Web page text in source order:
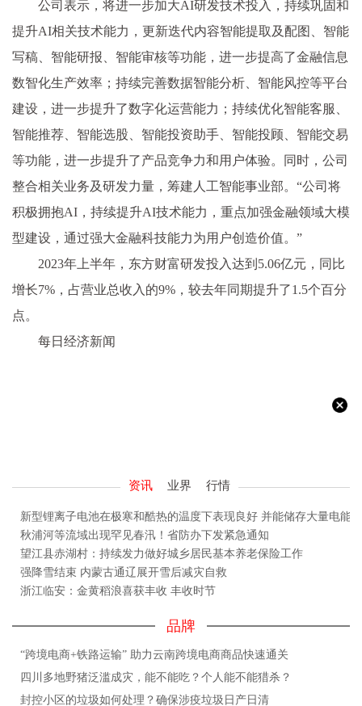
公司表示，将进一步加大AI研发技术投入，持续巩固和
提升AI相关技术能力，更新迭代内容智能提取及配图、智能
写稿、智能研报、智能审核等功能，进一步提高了金融信息
数智化生产效率；持续完善数据智能分析、智能风控等平台
建设，进一步提升了数字化运营能力；持续优化智能客服、
智能推荐、智能选股、智能投资助手、智能投顾、智能交易
等功能，进一步提升了产品竞争力和用户体验。同时，公司
整合相关业务及研发力量，筹建人工智能事业部。“公司将
积极拥抱AI，持续提升AI技术能力，重点加强金融领域大模
型建设，通过强大金融科技能力为用户创造价值。”
2023年上半年，东方财富研发投入达到5.06亿元，同比
增长7%，占营业总收入的9%，较去年同期提升了1.5个百分
点。
每日经济新闻
资讯 业界 行情
新型锂离子电池在极寒和酷热的温度下表现良好 并能储存大量电能
秋浦河等流域出现罕见春汛！省防办下发紧急通知
望江县赤湖村：持续发力做好城乡居民基本养老保险工作
强降雪结束 内蒙古通辽展开雪后减灾自救
浙江临安：金黄稻浪喜获丰收 丰收时节
品牌
“跨境电商+铁路运输” 助力云南跨境电商商品快速通关
四川多地野猪泛滥成灾，能不能吃？个人能不能猎杀？
封控小区的垃圾如何处理？确保涉疫垃圾日产日清